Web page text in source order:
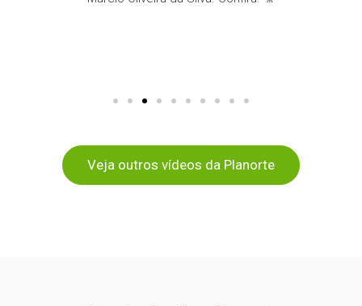
Veja outros vídeos da Planorte